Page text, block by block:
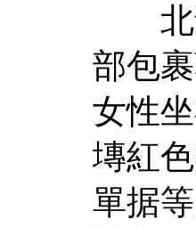
北青
部包
女性
塼紅
單据